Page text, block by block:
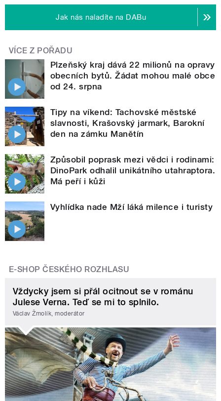
Jak nás naladíte na DABu
VÍCE Z POŘADU
Plzeňský kraj dává 22 milionů na opravy
obecních bytů. Žádat mohou malé obce
od 24. srpna
Tipy na víkend: Tachovské městské
slavnosti, Krašovský jarmark, Barokní
den na zámku Manětín
Způsobil poprask mezi vědci i rodinami:
DinoPark odhalil unikátního utahraptora.
Má peří i kůži
Vyhlídka nade Mží láká milence i turisty
E-SHOP ČESKÉHO ROZHLASU
Vždycky jsem si přál ocitnout se v románu
Julese Verna. Teď se mi to splnilo.
Václav Žmolík, moderátor